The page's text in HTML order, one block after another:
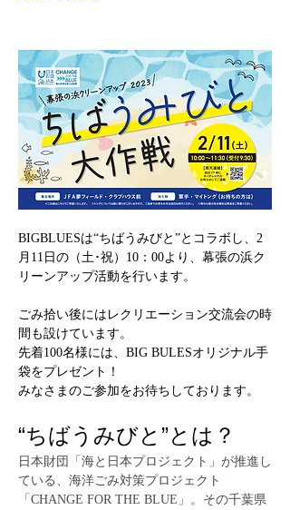
BIGBLUESは“ちばうみびと”とコラボし、2
月11日の（土･祝）10：00より、幕張の浜ク
リーンアップ活動を行います。
ごみ拾い後にはレクリエーション交流会の時
間も設けています。
先着100名様には、BIG BULESオリジナル手
袋をプレゼント！
みなさまのご参加をお待ちしております。
“ちばうみびと”とは？
日本財団「海と日本プロジェクト」が推進し
ている、海洋ごみ対策プロジェクト
「CHANGE FOR THE BLUE」。その千葉県